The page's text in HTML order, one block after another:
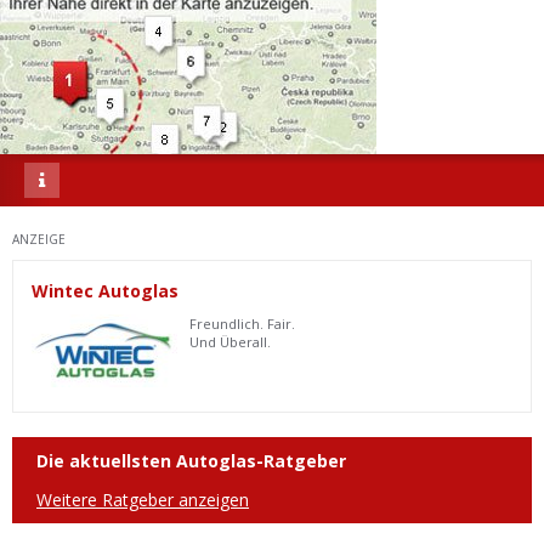
ANZEIGE
Wintec Autoglas
Freundlich. Fair.
Und Überall.
Die aktuellsten Autoglas-Ratgeber
Weitere Ratgeber anzeigen